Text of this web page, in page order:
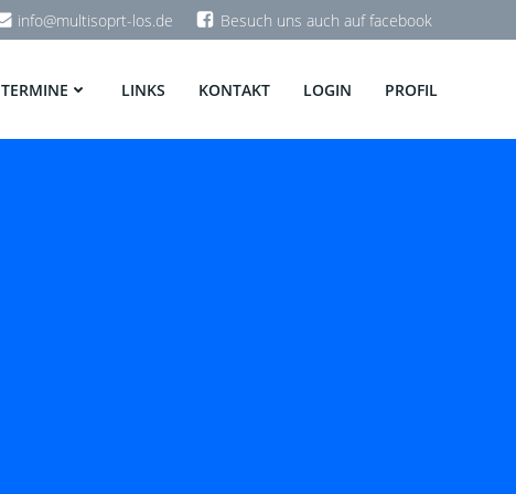
info@multisoprt-los.de Besuch uns auch auf facebook
TERMINE LINKS KONTAKT LOGIN PROFIL